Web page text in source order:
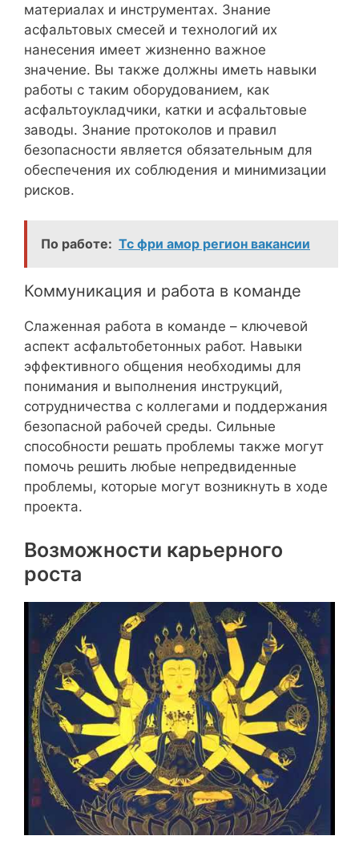
материалах и инструментах. Знание
асфальтовых смесей и технологий их
нанесения имеет жизненно важное
значение. Вы также должны иметь навыки
работы с таким оборудованием, как
асфальтоукладчики, катки и асфальтовые
заводы. Знание протоколов и правил
безопасности является обязательным для
обеспечения их соблюдения и минимизации
рисков.
По работе: Тс фри амор регион вакансии
Коммуникация и работа в команде
Слаженная работа в команде – ключевой
аспект асфальтобетонных работ. Навыки
эффективного общения необходимы для
понимания и выполнения инструкций,
сотрудничества с коллегами и поддержания
безопасной рабочей среды. Сильные
способности решать проблемы также могут
помочь решить любые непредвиденные
проблемы, которые могут возникнуть в ходе
проекта.
Возможности карьерного
роста